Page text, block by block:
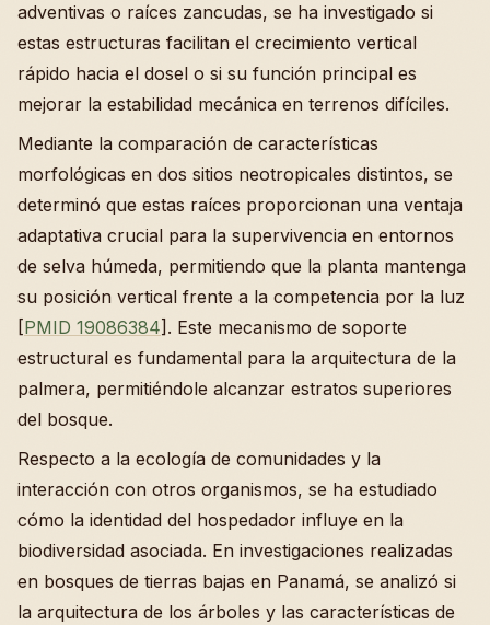
adventivas o raíces zancudas, se ha investigado si
estas estructuras facilitan el crecimiento vertical
rápido hacia el dosel o si su función principal es
mejorar la estabilidad mecánica en terrenos difíciles.
Mediante la comparación de características
morfológicas en dos sitios neotropicales distintos, se
determinó que estas raíces proporcionan una ventaja
adaptativa crucial para la supervivencia en entornos
de selva húmeda, permitiendo que la planta mantenga
su posición vertical frente a la competencia por la luz
[PMID 19086384]. Este mecanismo de soporte
estructural es fundamental para la arquitectura de la
palmera, permitiéndole alcanzar estratos superiores
del bosque.
Respecto a la ecología de comunidades y la
interacción con otros organismos, se ha estudiado
cómo la identidad del hospedador influye en la
biodiversidad asociada. En investigaciones realizadas
en bosques de tierras bajas en Panamá, se analizó si
la arquitectura de los árboles y las características de